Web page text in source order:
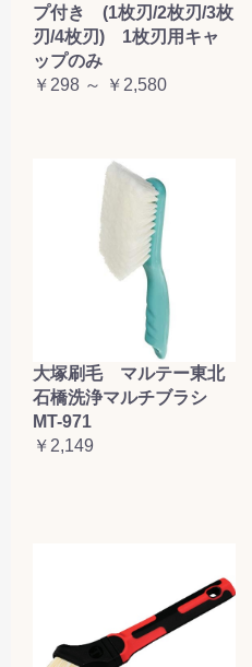
プ付き (1枚刃/2枚刃/3枚
刃/4枚刃) 1枚刃用キャ
ップのみ
￥298 ～ ￥2,580
大塚刷毛 マルテー東北
石橋洗浄マルチブラシ
MT-971
￥2,149